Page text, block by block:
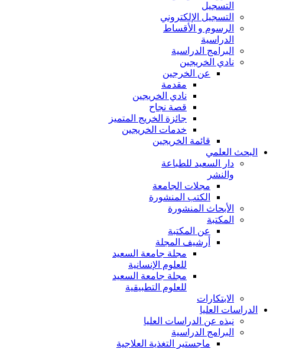
التسجيل
التسجيل الإلكتروني
الرسوم و الأقساط
الدراسية
البرامج الدراسية
نادي الخريجين
عن الخرجين
مقدمة
نادي الخريجين
قصة نجاح
جائزة الخريج المتميز
خدمات الخريجين
قائمة الخريجين
البحث العلمي
دار السعيد للطباعة
والنشر
مجلات الجامعة
الكتب المنشورة
الأبحاث المنشورة
المكتبة
عن المكتبة
أرشيف المجلة
مجلة جامعة السعيد
للعلوم الإنسانية
مجلة جامعة السعيد
للعلوم التطبيقية
الابتكارات
الدراسات العليا
نبذه عن الدراسات العليا
البرامج الدراسية
ماجستير التغذية العلاجية